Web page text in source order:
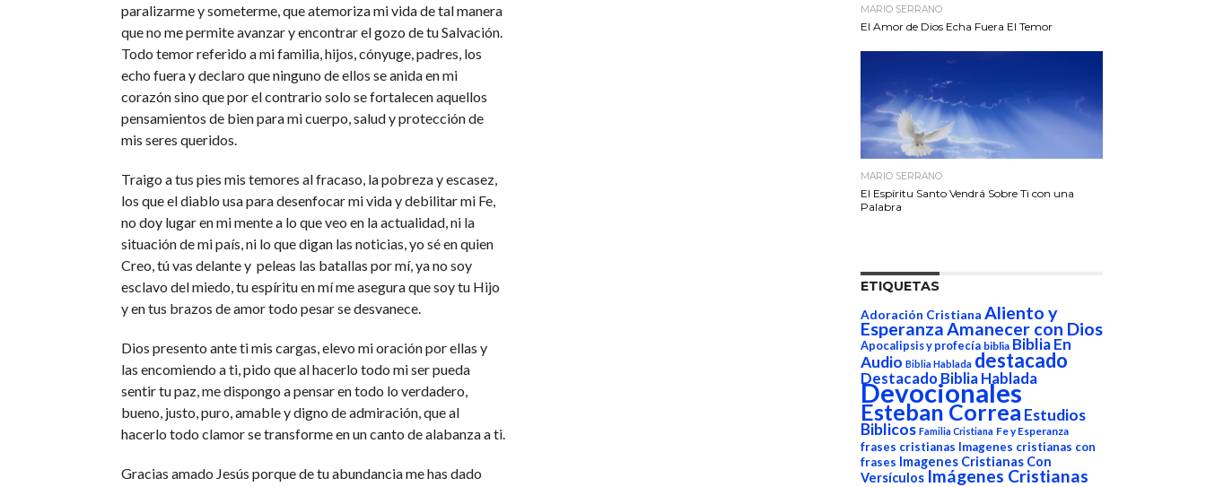
paralizarme y someterme, que atemoriza mi vida de tal manera
que no me permite avanzar y encontrar el gozo de tu Salvación.
Todo temor referido a mi familia, hijos, cónyuge, padres, los
echo fuera y declaro que ninguno de ellos se anida en mi
corazón sino que por el contrario solo se fortalecen aquellos
pensamientos de bien para mi cuerpo, salud y protección de
mis seres queridos.
Traigo a tus pies mis temores al fracaso, la pobreza y escasez,
los que el diablo usa para desenfocar mi vida y debilitar mi Fe,
no doy lugar en mi mente a lo que veo en la actualidad, ni la
situación de mi país, ni lo que digan las noticias, yo sé en quien
Creo, tú vas delante y peleas las batallas por mí, ya no soy
esclavo del miedo, tu espíritu en mí me asegura que soy tu Hijo
y en tus brazos de amor todo pesar se desvanece.
Dios presento ante ti mis cargas, elevo mi oración por ellas y
las encomiendo a ti, pido que al hacerlo todo mi ser pueda
sentir tu paz, me dispongo a pensar en todo lo verdadero,
bueno, justo, puro, amable y digno de admiración, que al
hacerlo todo clamor se transforme en un canto de alabanza a ti.
Gracias amado Jesús porque de tu abundancia me has dado
MARIO SERRANO
El Amor de Dios Echa Fuera El Temor
MARIO SERRANO
El Espíritu Santo Vendrá Sobre Ti con una
Palabra
ETIQUETAS
Adoración Cristiana Aliento y
EsperanzaAmanecer con Dios
Apocalipsis y profecía biblia Biblia En
Audio Biblia Hablada destacado
Destacado Biblia Hablada
Devocionales
Esteban Correa Estudios
Biblicos Familia Cristiana Fe y Esperanza
frases cristianas Imagenes cristianas con
frases Imagenes Cristianas Con
Versículos Imágenes Cristianas